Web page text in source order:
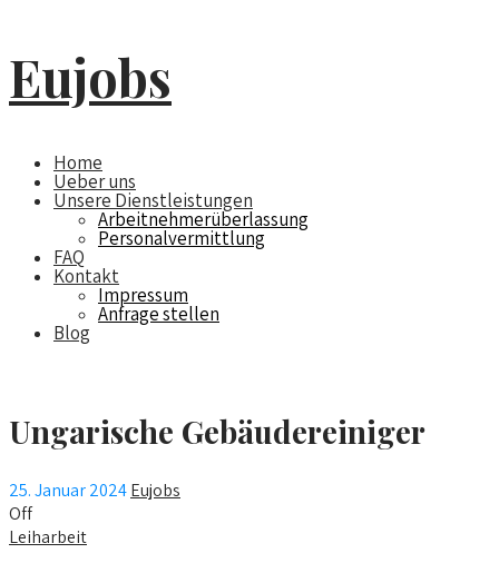
Eujobs
Home
Ueber uns
Unsere Dienstleistungen
Arbeitnehmerüberlassung
Personalvermittlung
FAQ
Kontakt
Impressum
Anfrage stellen
Blog
Ungarische Gebäudereiniger
25. Januar 2024Eujobs
Off
Leiharbeit